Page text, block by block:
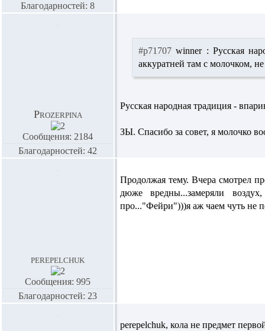
Благодарностей: 8
Prozerpina
Сообщения: 2184
Благодарностей: 42
#p71707 winner : Русская
аккуратней там с молочком,
Русская народная традиция -
ЗЫ. Спасибо за совет, я молочко
perepelchuk
Сообщения: 995
Благодарностей: 23
Продолжая тему. Вчера смотрел
дюже вредны...замеряли
про..."Фейри")))я аж чаем чуть не
perepelchuk, кола не предмет